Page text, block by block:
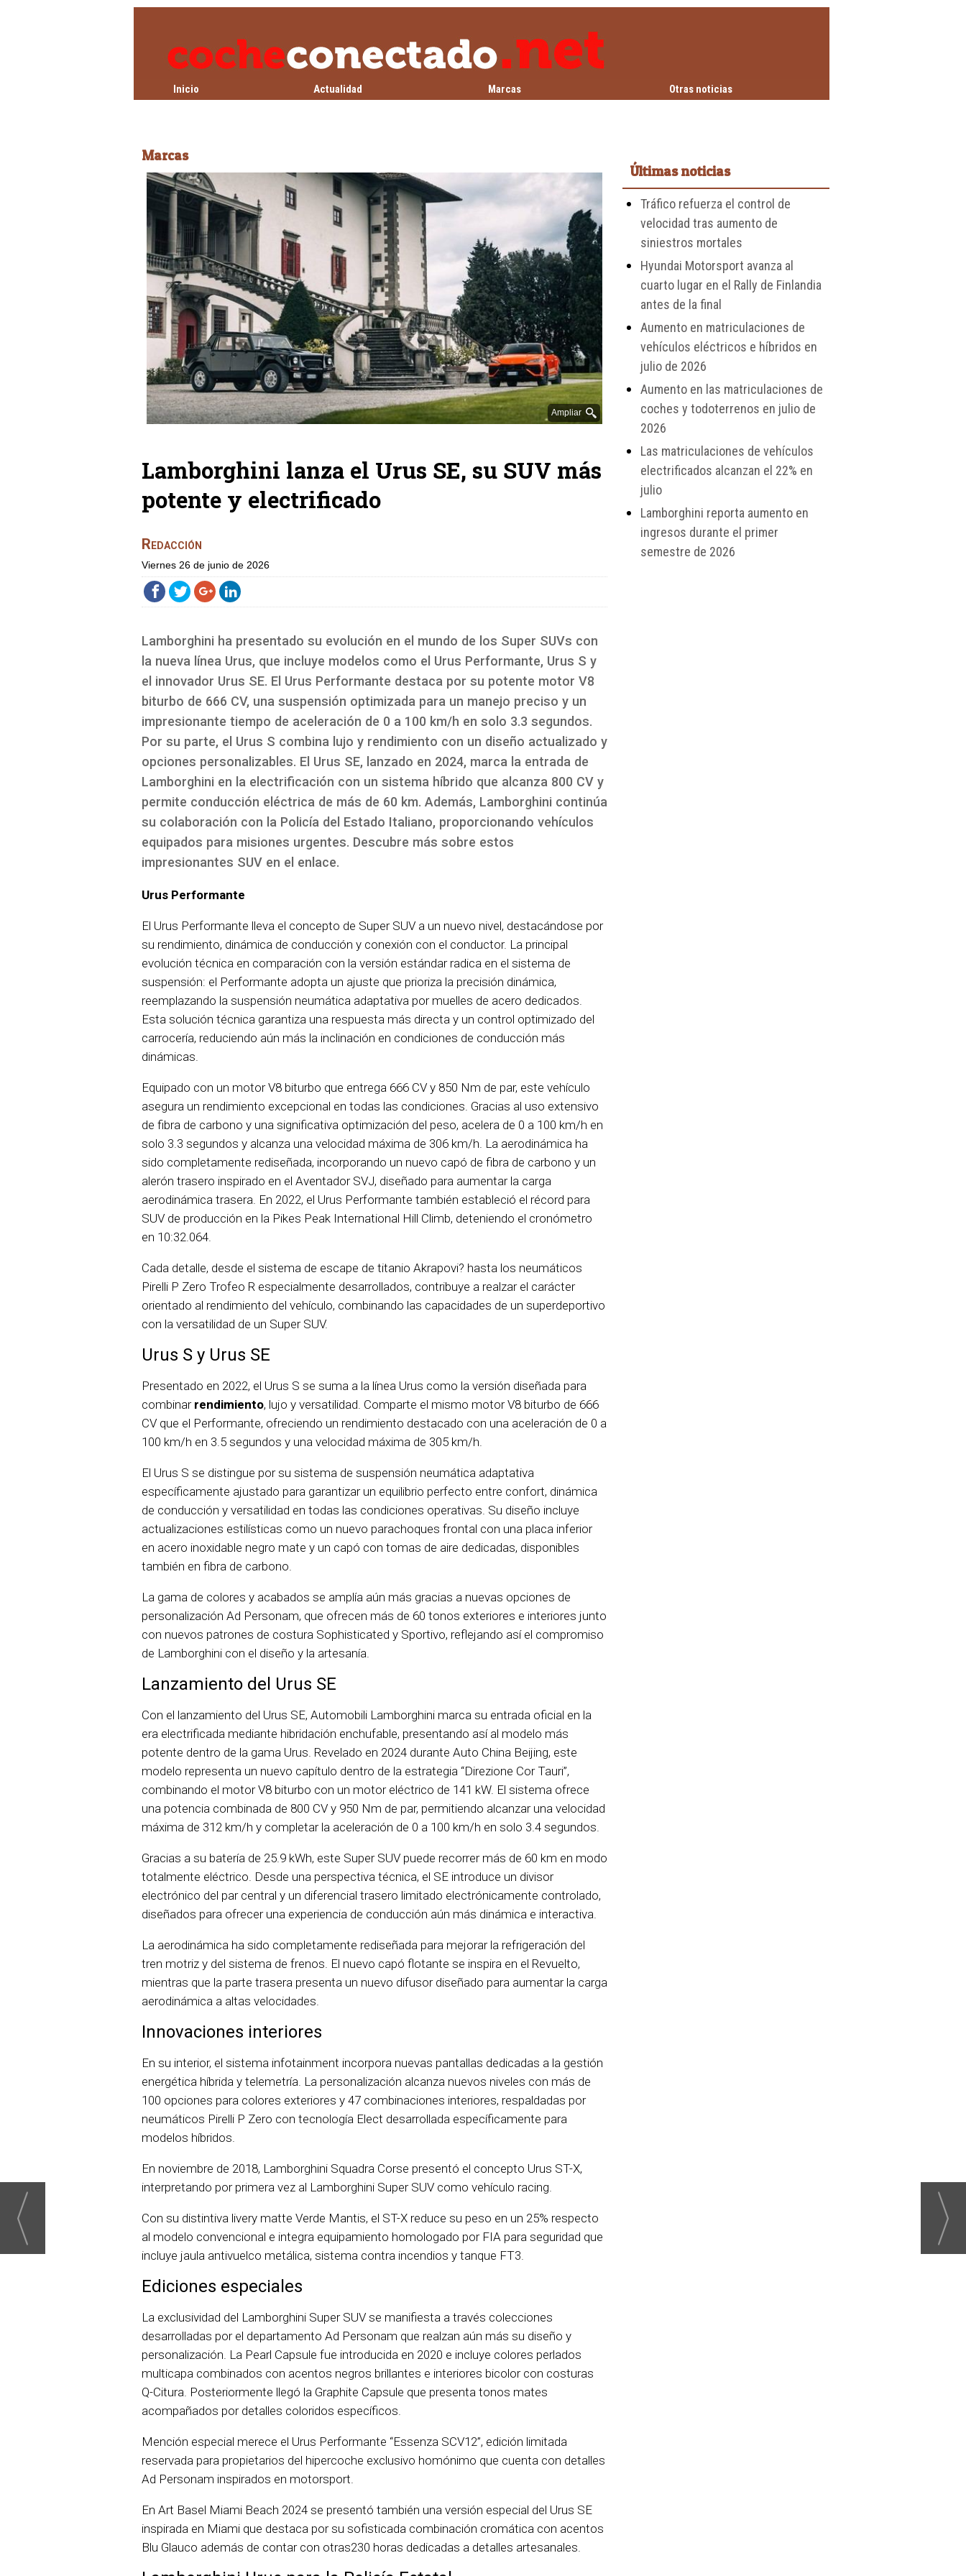
Inicio Actualidad Marcas Otras noticias
Marcas
Ampliar
Lamborghini lanza el Urus SE, su SUV más
potente y electrificado
Redacción
viernes 26 de junio de 2026
Lamborghini ha presentado su evolución en el mundo de los Super SUVs con
la nueva línea Urus, que incluye modelos como el Urus Performante, Urus S y
el innovador Urus SE. El Urus Performante destaca por su potente motor V8
biturbo de 666 CV, una suspensión optimizada para un manejo preciso y un
impresionante tiempo de aceleración de 0 a 100 km/h en solo 3.3 segundos.
Por su parte, el Urus S combina lujo y rendimiento con un diseño actualizado y
opciones personalizables. El Urus SE, lanzado en 2024, marca la entrada de
Lamborghini en la electrificación con un sistema híbrido que alcanza 800 CV y
permite conducción eléctrica de más de 60 km. Además, Lamborghini continúa
su colaboración con la Policía del Estado Italiano, proporcionando vehículos
equipados para misiones urgentes. Descubre más sobre estos
impresionantes SUV en el enlace.
Urus Performante
El Urus Performante lleva el concepto de Super SUV a un nuevo nivel, destacándose por
su rendimiento, dinámica de conducción y conexión con el conductor. La principal
evolución técnica en comparación con la versión estándar radica en el sistema de
suspensión: el Performante adopta un ajuste que prioriza la precisión dinámica,
reemplazando la suspensión neumática adaptativa por muelles de acero dedicados.
Esta solución técnica garantiza una respuesta más directa y un control optimizado del
carrocería, reduciendo aún más la inclinación en condiciones de conducción más
dinámicas.
Equipado con un motor V8 biturbo que entrega 666 CV y 850 Nm de par, este vehículo
asegura un rendimiento excepcional en todas las condiciones. Gracias al uso extensivo
de fibra de carbono y una significativa optimización del peso, acelera de 0 a 100 km/h en
solo 3.3 segundos y alcanza una velocidad máxima de 306 km/h. La aerodinámica ha
sido completamente rediseñada, incorporando un nuevo capó de fibra de carbono y un
alerón trasero inspirado en el Aventador SVJ, diseñado para aumentar la carga
aerodinámica trasera. En 2022, el Urus Performante también estableció el récord para
SUV de producción en la Pikes Peak International Hill Climb, deteniendo el cronómetro
en 10:32.064.
Cada detalle, desde el sistema de escape de titanio Akrapovi? hasta los neumáticos
Pirelli P Zero Trofeo R especialmente desarrollados, contribuye a realzar el carácter
orientado al rendimiento del vehículo, combinando las capacidades de un superdeportivo
con la versatilidad de un Super SUV.
Urus S y Urus SE
Presentado en 2022, el Urus S se suma a la línea Urus como la versión diseñada para
combinar rendimiento, lujo y versatilidad. Comparte el mismo motor V8 biturbo de 666
CV que el Performante, ofreciendo un rendimiento destacado con una aceleración de 0 a
100 km/h en 3.5 segundos y una velocidad máxima de 305 km/h.
El Urus S se distingue por su sistema de suspensión neumática adaptativa
específicamente ajustado para garantizar un equilibrio perfecto entre confort, dinámica
de conducción y versatilidad en todas las condiciones operativas. Su diseño incluye
actualizaciones estilísticas como un nuevo parachoques frontal con una placa inferior
en acero inoxidable negro mate y un capó con tomas de aire dedicadas, disponibles
también en fibra de carbono.
La gama de colores y acabados se amplía aún más gracias a nuevas opciones de
personalización Ad Personam, que ofrecen más de 60 tonos exteriores e interiores junto
con nuevos patrones de costura Sophisticated y Sportivo, reflejando así el compromiso
de Lamborghini con el diseño y la artesanía.
Lanzamiento del Urus SE
Con el lanzamiento del Urus SE, Automobili Lamborghini marca su entrada oficial en la
era electrificada mediante hibridación enchufable, presentando así al modelo más
potente dentro de la gama Urus. Revelado en 2024 durante Auto China Beijing, este
modelo representa un nuevo capítulo dentro de la estrategia “Direzione Cor Tauri”,
combinando el motor V8 biturbo con un motor eléctrico de 141 kW. El sistema ofrece
una potencia combinada de 800 CV y 950 Nm de par, permitiendo alcanzar una velocidad
máxima de 312 km/h y completar la aceleración de 0 a 100 km/h en solo 3.4 segundos.
Gracias a su batería de 25.9 kWh, este Super SUV puede recorrer más de 60 km en modo
totalmente eléctrico. Desde una perspectiva técnica, el SE introduce un divisor
electrónico del par central y un diferencial trasero limitado electrónicamente controlado,
diseñados para ofrecer una experiencia de conducción aún más dinámica e interactiva.
La aerodinámica ha sido completamente rediseñada para mejorar la refrigeración del
tren motriz y del sistema de frenos. El nuevo capó flotante se inspira en el Revuelto,
mientras que la parte trasera presenta un nuevo difusor diseñado para aumentar la carga
aerodinámica a altas velocidades.
Innovaciones interiores
En su interior, el sistema infotainment incorpora nuevas pantallas dedicadas a la gestión
energética híbrida y telemetría. La personalización alcanza nuevos niveles con más de
100 opciones para colores exteriores y 47 combinaciones interiores, respaldadas por
neumáticos Pirelli P Zero con tecnología Elect desarrollada específicamente para
modelos híbridos.
En noviembre de 2018, Lamborghini Squadra Corse presentó el concepto Urus ST-X,
interpretando por primera vez al Lamborghini Super SUV como vehículo racing.
Con su distintiva livery matte Verde Mantis, el ST-X reduce su peso en un 25% respecto
al modelo convencional e integra equipamiento homologado por FIA para seguridad que
incluye jaula antivuelco metálica, sistema contra incendios y tanque FT3.
Ediciones especiales
La exclusividad del Lamborghini Super SUV se manifiesta a través colecciones
desarrolladas por el departamento Ad Personam que realzan aún más su diseño y
personalización. La Pearl Capsule fue introducida en 2020 e incluye colores perlados
multicapa combinados con acentos negros brillantes e interiores bicolor con costuras
Q-Citura. Posteriormente llegó la Graphite Capsule que presenta tonos mates
acompañados por detalles coloridos específicos.
Mención especial merece el Urus Performante “Essenza SCV12”, edición limitada
reservada para propietarios del hipercoche exclusivo homónimo que cuenta con detalles
Ad Personam inspirados en motorsport.
En Art Basel Miami Beach 2024 se presentó también una versión especial del Urus SE
inspirada en Miami que destaca por su sofisticada combinación cromática con acentos
Blu Glauco además de contar con otras230 horas dedicadas a detalles artesanales.
Últimas noticias
Tráfico refuerza el control de
velocidad tras aumento de
siniestros mortales
Hyundai Motorsport avanza al
cuarto lugar en el Rally de Finlandia
antes de la final
Aumento en matriculaciones de
vehículos eléctricos e híbridos en
julio de 2026
Aumento en las matriculaciones de
coches y todoterrenos en julio de
2026
Las matriculaciones de vehículos
electrificados alcanzan el 22% en
julio
Lamborghini reporta aumento en
ingresos durante el primer
semestre de 2026